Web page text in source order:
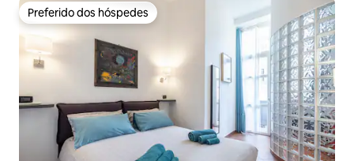
Preferido dos hóspedes
Preferido dos hóspedes